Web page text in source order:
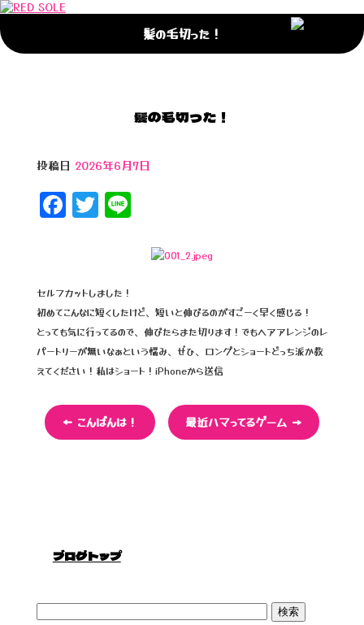
髪の毛切った！
髪の毛切った！
投稿日 2026年6月7日
F
a
e
b
o
o
k
T
wi
e
r
Li
セルフカットしました！
初めてこんなに短くしたけど、短いと伸びるのがすごーく早く感じる！
とっても気に行ってるので、伸びたらまた切ります！でもヘアアレンジのレ
パートリーが無いなぁという悩み、ぜひ、ロングとショートどっち派か教
えてください！私はショート！iPhoneから送信
← こんばんは！ 最近ハマってるゲーム →
ブログトップ